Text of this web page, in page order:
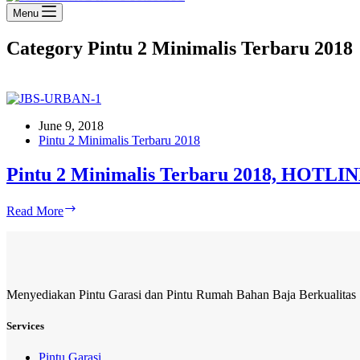
Menu
Category Pintu 2 Minimalis Terbaru 2018
June 9, 2018
Pintu 2 Minimalis Terbaru 2018
Pintu 2 Minimalis Terbaru 2018,
Read More
081-
Menyediakan Pintu Garasi dan Pintu Rumah Bahan Baja Berkualitas
Services
Pintu Garasi